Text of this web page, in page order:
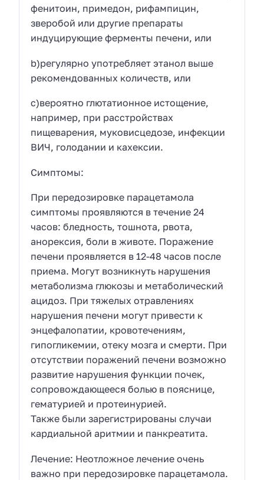
фенитоин, примедон, рифампицин,
зверобой или другие препараты
индуцирующие ферменты печени, или
b)регулярно употребляет этанол выше
рекомендованных количеств, или
c)вероятно глютатионное истощение,
например, при расстройствах
пищеварения, муковисцедозе, инфекции
ВИЧ, голодании и кахексии.
Симптомы:
При передозировке парацетамола
симптомы проявляются в течение 24
часов: бледность, тошнота, рвота,
анорексия, боли в животе. Поражение
печени проявляется в 12-48 часов после
приема. Могут возникнуть нарушения
метаболизма глюкозы и метаболический
ацидоз. При тяжелых отравлениях
нарушения печени могут привести к
энцефалопатии, кровотечениям,
гипогликемии, отеку мозга и смерти. При
отсутствии поражений печени возможно
развитие нарушения функции почек,
сопровождающееся болью в пояснице,
гематурией и протеинурией.
Также были зарегистрированы случаи
кардиальной аритмии и панкреатита.
Лечение: Неотложное лечение очень
важно при передозировке парацетамола.